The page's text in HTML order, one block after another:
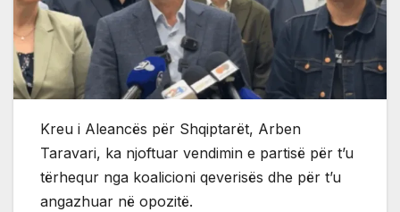
Kreu i Aleancës për Shqiptarët, Arben
Taravari, ka njoftuar vendimin e partisë për t’u
tërhequr nga koalicioni qeverisës dhe për t’u
angazhuar në opozitë.